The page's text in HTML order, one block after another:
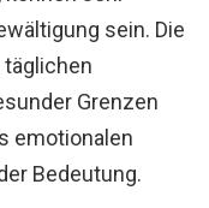
sein. Die
täglichen
Grenzen
emotionalen
Bedeutung.